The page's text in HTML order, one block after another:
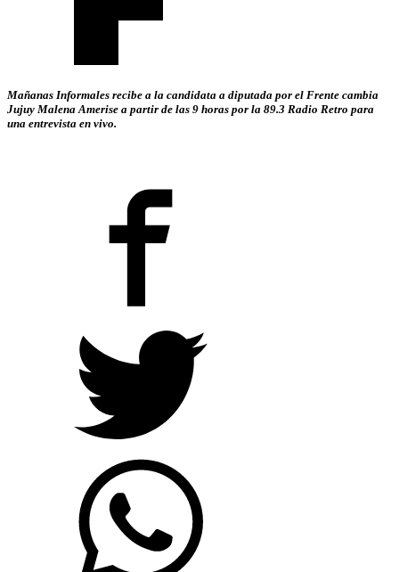
Mañanas Informales recibe a la candidata a diputada por el Frente cambia
Jujuy Malena Amerise a partir de las 9 horas por la 89.3 Radio Retro para
una entrevista en vivo.